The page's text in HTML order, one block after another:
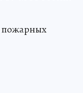
пожарных